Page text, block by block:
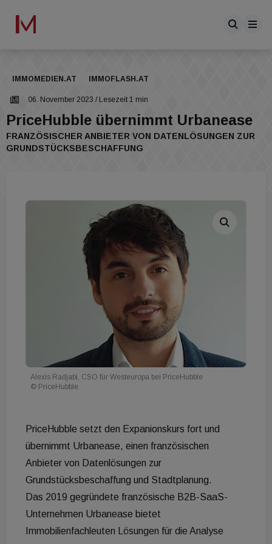
IMMOMEDIEN.AT IMMOFLASH.AT
06. November 2023 / Lesezeit 1 min
PriceHubble übernimmt Urbanease
FRANZÖSISCHER ANBIETER VON DATENLÖSUNGEN ZUR
GRUNDSTÜCKSBESCHAFFUNG
Alexis Radjabi, CSO für Westeuropa bei PriceHubble
© PriceHubble
PriceHubble setzt den Expanionskurs fort und
übernimmt Urbanease, einen französischen
Anbieter von Datenlösungen zur
Grundstücksbeschaffung und Stadtplanung.
Das 2019 gegründete französische B2B-SaaS-
Unternehmen Urbanease bietet
Immobilienfachleuten Lösungen für die Analyse